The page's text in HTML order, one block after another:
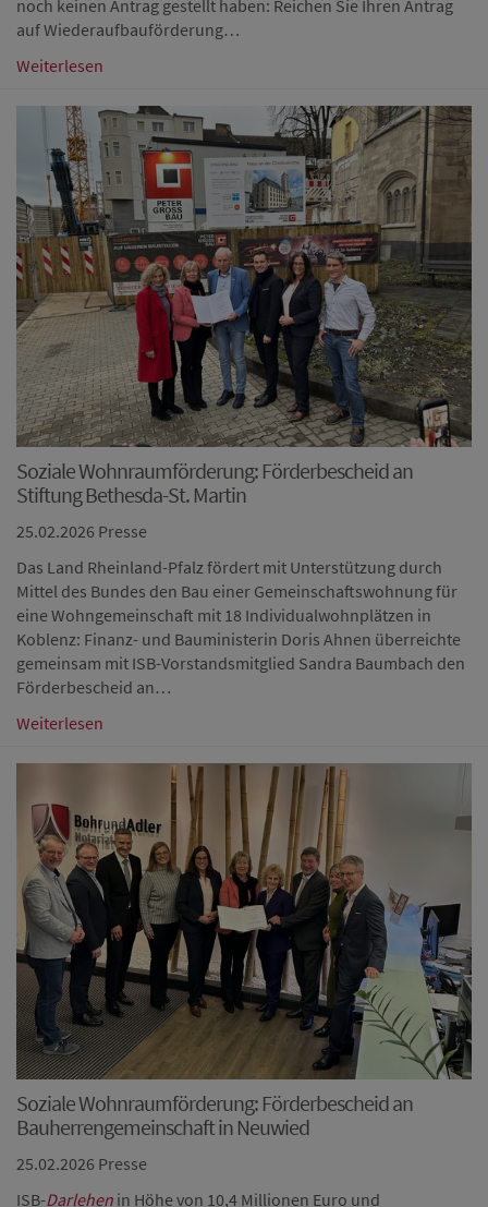
noch keinen Antrag gestellt haben: Reichen Sie Ihren Antrag
auf Wiederaufbauförderung…
Weiterlesen
Soziale Wohnraumförderung: Förderbescheid an
Stiftung Bethesda-St. Martin
25.02.2026 Presse
Das Land Rheinland-Pfalz fördert mit Unterstützung durch
Mittel des Bundes den Bau einer Gemeinschaftswohnung für
eine Wohngemeinschaft mit 18 Individualwohnplätzen in
Koblenz: Finanz- und Bauministerin Doris Ahnen überreichte
gemeinsam mit ISB-Vorstandsmitglied Sandra Baumbach den
Förderbescheid an…
Weiterlesen
Soziale Wohnraumförderung: Förderbescheid an
Bauherrengemeinschaft in Neuwied
25.02.2026 Presse
ISB-Darlehen in Höhe von 10,4 Millionen Euro und